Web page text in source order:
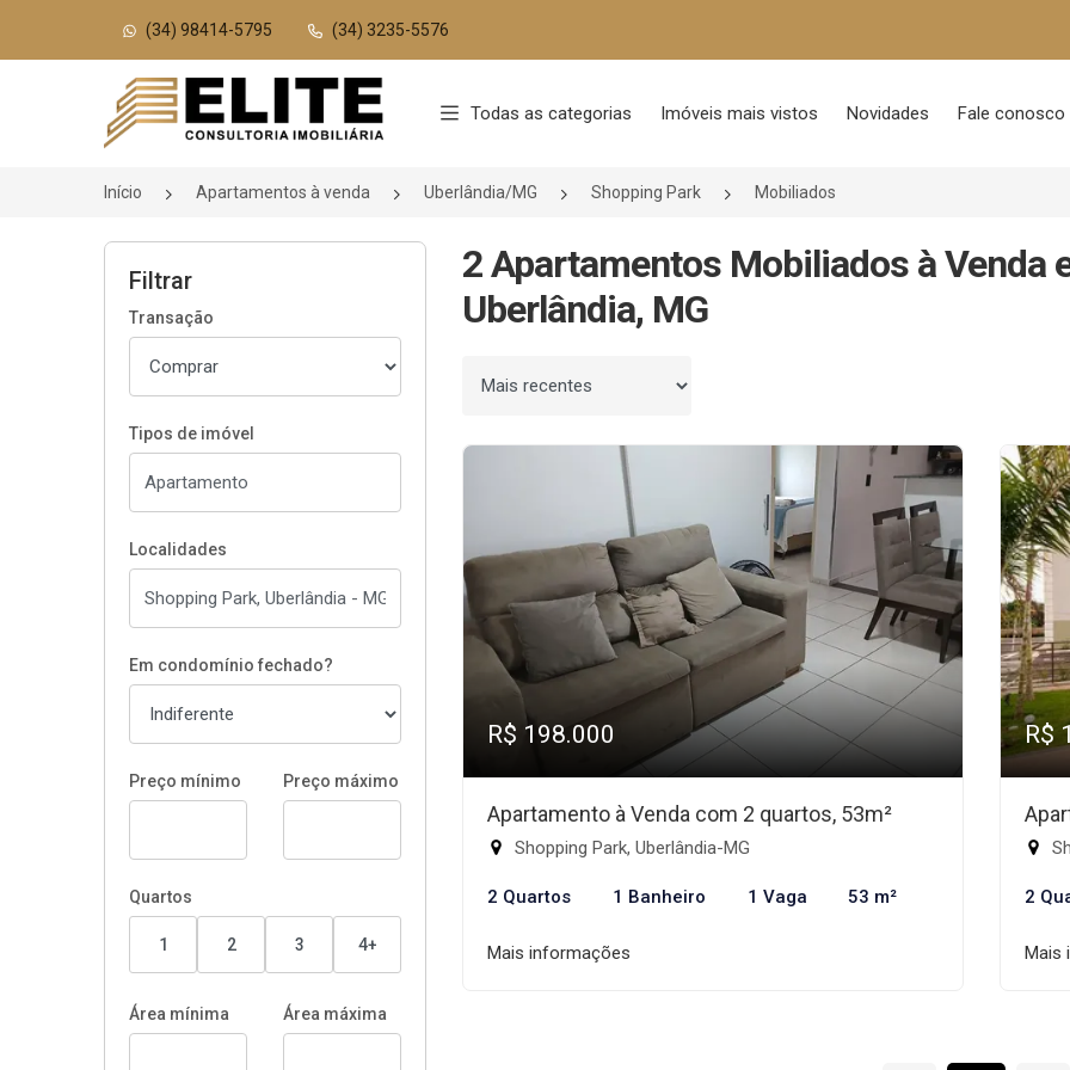
(34) 98414-5795 (34) 3235-5576
Página inicial
Todas as categorias Imóveis mais vistos Novidades Fale conosco
Início Apartamentos à venda Uberlândia/MG Shopping Park Mobiliados
Filtrar
Transação
Tipos de imóvel
Localidades
Em condomínio fechado?
Preço mínimo Preço máximo
Quartos
1 2 3 4+
Área mínima Área máxima
2 Apartamentos Mobiliados à Venda
Uberlândia, MG
Ordenar por
R$ 198.000
Apartamento à Venda com 2 quartos, 53m²
Shopping Park, Uberlândia-MG
2 Quartos 1 Banheiro 1 Vaga 53 m²
Mais informações
R$
2
Mais